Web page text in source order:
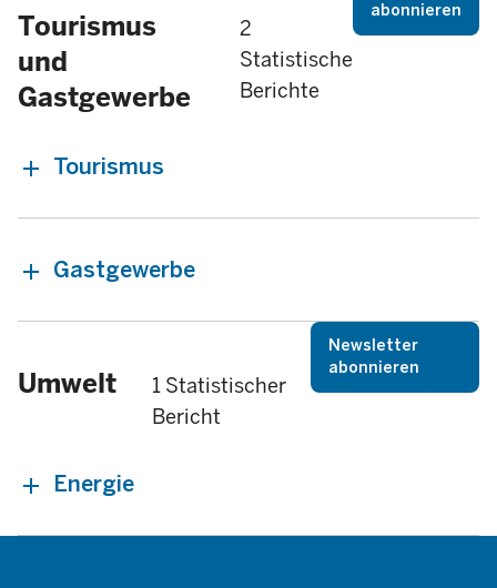
Tourismus
und
Gastgewerbe
2
Statistische
Berichte
abonnieren
Tourismus
Gastgewerbe
Umwelt
1 Statistischer
Bericht
Newsletter
abonnieren
Energie